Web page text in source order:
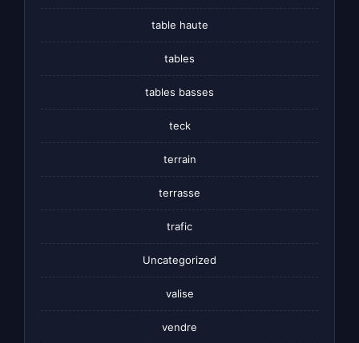
table haute
tables
tables basses
teck
terrain
terrasse
trafic
Uncategorized
valise
vendre